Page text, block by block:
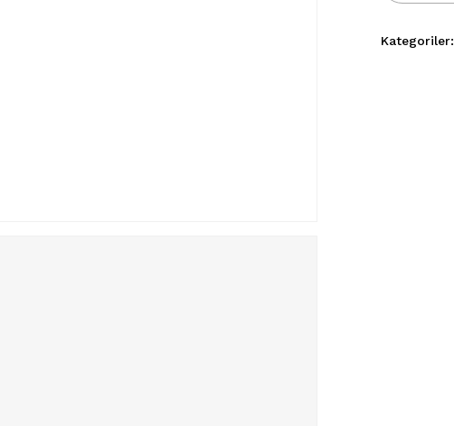
Kategoriler: